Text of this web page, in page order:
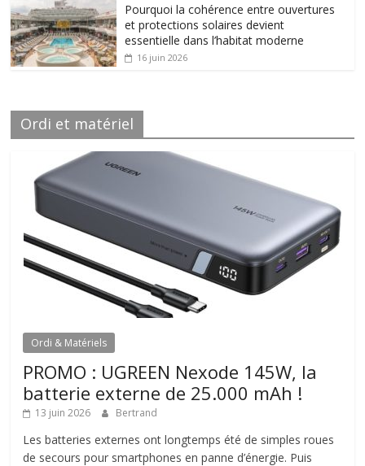
Pourquoi la cohérence entre ouvertures
et protections solaires devient
essentielle dans l’habitat moderne
16 juin 2026
Ordi et matériel
Ordi & Matériels
PROMO : UGREEN Nexode 145W, la
batterie externe de 25.000 mAh !
13 juin 2026 Bertrand
Les batteries externes ont longtemps été de simples roues
de secours pour smartphones en panne d’énergie. Puis